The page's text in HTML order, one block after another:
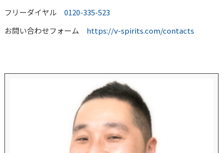
フリーダイヤル 0120-335-523
お問い合わせフォーム https://v-spirits.com/contacts